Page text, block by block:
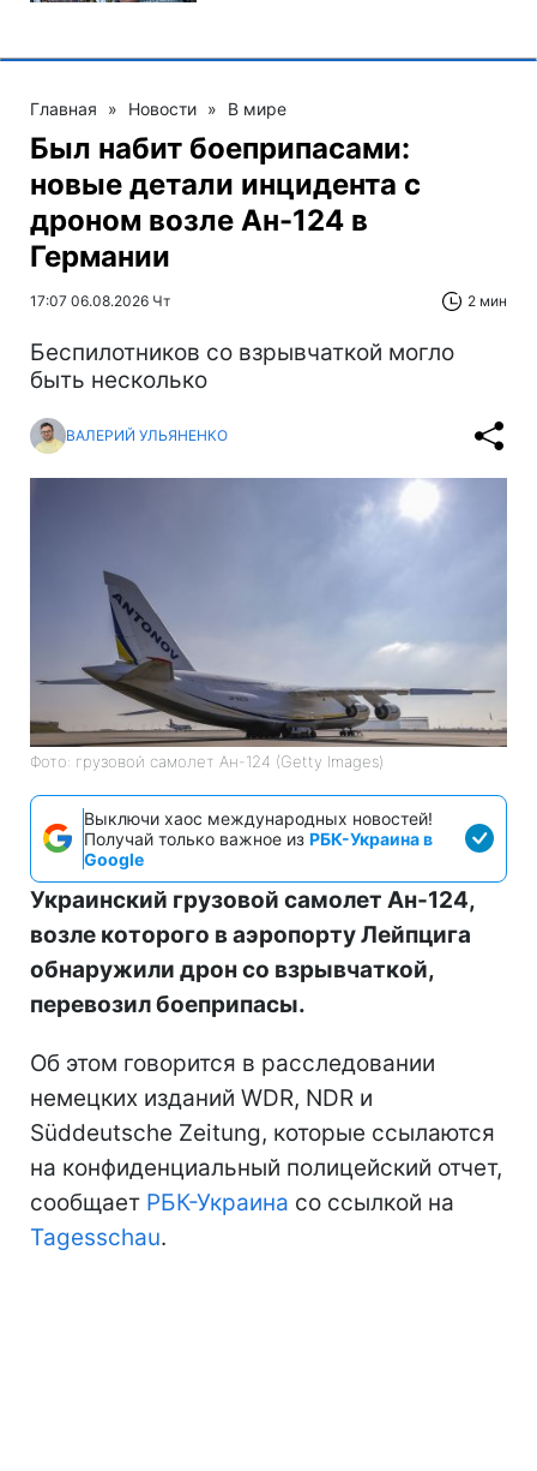
Главная » Новости » В мире
Был набит боеприпасами:
новые детали инцидента с
дроном возле Ан-124 в
Германии
17:07 06.08.2026 Чт 2 мин
Беспилотников со взрывчаткой могло
быть несколько
ВАЛЕРИЙ УЛЬЯНЕНКО
Фото: грузовой самолет Ан-124 (Getty Images)
Выключи хаос международных новостей!
Получай только важное из РБК-Украина в
Google
Украинский грузовой самолет Ан-124,
возле которого в аэропорту Лейпцига
обнаружили дрон со взрывчаткой,
перевозил боеприпасы.
Об этом говорится в расследовании
немецких изданий WDR, NDR и
Süddeutsche Zeitung, которые ссылаются
на конфиденциальный полицейский отчет,
сообщает РБК-Украина со ссылкой на
Tagesschau.